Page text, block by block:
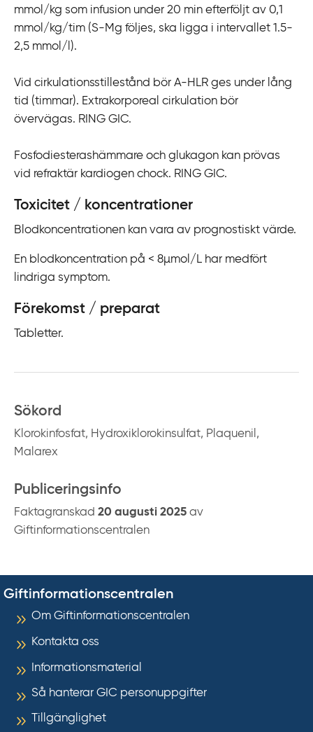
mmol/kg som infusion under 20 min efterföljt av 0,1
mmol/kg/tim (S-Mg följes, ska ligga i intervallet 1.5-
2,5 mmol/l).
Vid cirkulationsstillestånd bör A-HLR ges under lång
tid (timmar). Extrakorporeal cirkulation bör
övervägas. RING GIC.
Fosfodiesterashämmare och glukagon kan prövas
vid refraktär kardiogen chock. RING GIC.
Toxicitet / koncentrationer
Blodkoncentrationen kan vara av prognostiskt värde.
En blodkoncentration på < 8µmol/L har medfört
lindriga symptom.
Förekomst / preparat
Tabletter.
Sökord
Klorokinfosfat, Hydroxiklorokinsulfat, Plaquenil,
Malarex
Publiceringsinfo
Faktagranskad 20 augusti 2025 av
Giftinformationscentralen
Giftinformationscentralen
Om Giftinformationscentralen
Kontakta oss
Informationsmaterial
Så hanterar GIC personuppgifter
Tillgänglighet